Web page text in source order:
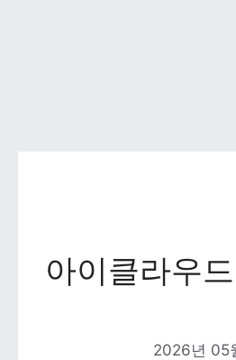
아이클라우
2026년 05